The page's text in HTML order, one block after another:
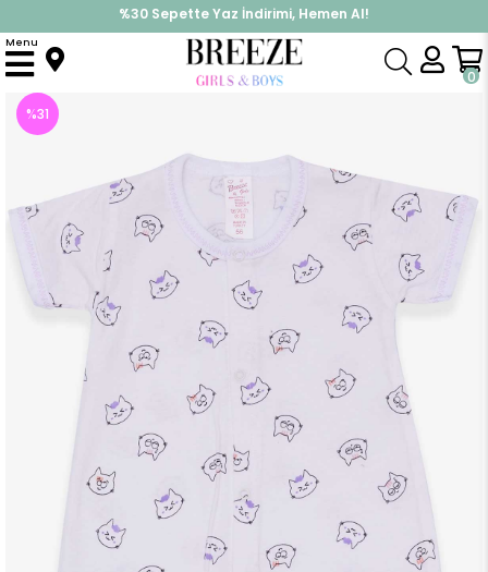
%30 Sepette Yaz İndirimi, Hemen Al!
İndirimlere ek %10 İndirimi Kap, Hemen Üye Ol!
0
Menu
Anasayfa Tulum Kız Bebek Şort Tulum Kedi Desenli Beyaz (9 Ay)
%31